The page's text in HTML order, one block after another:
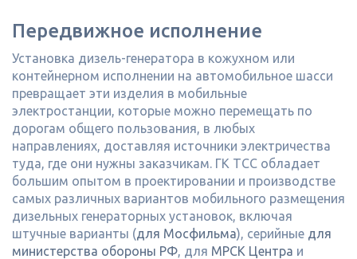
Передвижное исполнение
Установка дизель-генератора в кожухном или
контейнерном исполнении на автомобильное шасси
превращает эти изделия в мобильные
электростанции, которые можно перемещать по
дорогам общего пользования, в любых
направлениях, доставляя источники электричества
туда, где они нужны заказчикам. ГК ТСС обладает
большим опытом в проектировании и производстве
самых различных вариантов мобильного размещения
дизельных генераторных установок, включая
штучные варианты (для Мосфильма), серийные для
министерства обороны РФ, для МРСК Центра и